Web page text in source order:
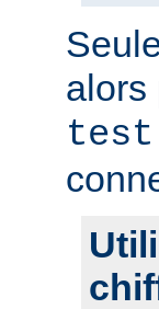
alors